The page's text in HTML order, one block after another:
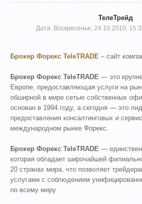
ТелеТрейд
Дата: Воскресенье, 24.10.2010,
Брокер Форекс TeleTRADE – сайт
Брокер Форекс TeleTRADE — это
Европе, предоставляющая услуги на
обширной в мире сетью собственных
основан в 1994 году, а сегодня — это
предоставления консалтинговых и
международном рынке Форекс.
Брокер Форекс TeleTRADE —
которая обладает широчайшей
20 странах мира, что позволяет
услугами с соблюдением
по всему миру.